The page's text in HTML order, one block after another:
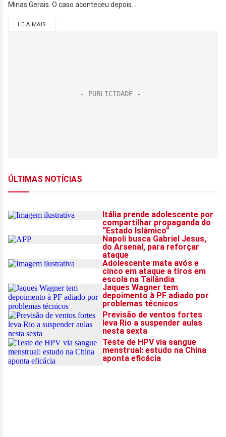
Minas Gerais. O caso aconteceu depois...
LEIA MAIS